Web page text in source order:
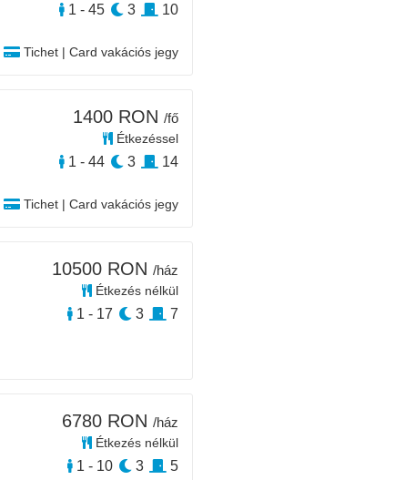
Tichet | Card vakációs jegy
1 - 45 3 10
Tichet | Card vakációs jegy
1400 RON /fő
Étkezéssel
1 - 44 3 14
10500 RON /ház
Étkezés nélkül
1 - 17 3 7
6780 RON /ház
Étkezés nélkül
1 - 10 3 5